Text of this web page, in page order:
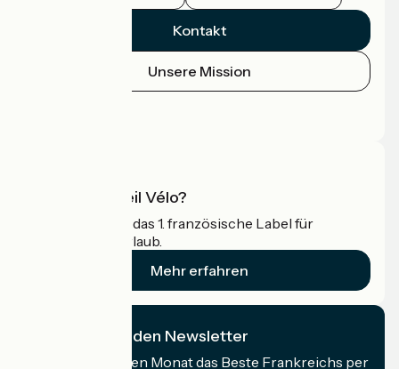
Kontakt
Unsere Mission
Was ist Accueil Vélo?
Accueil Vélo ist das 1. französische Label für
Radfahrer im Urlaub.
Mehr erfahren
Ich abonniere den Newsletter
Erhalten Sie jeden Monat das Beste Frankreichs per